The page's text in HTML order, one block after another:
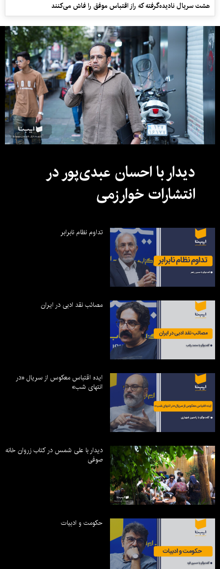
هشت سریال نادیده‌گرفته که راز اقتباس موفق را فاش می‌کنند
دیدار با احسان عبدی‌پور در
انتشارات خوارزمی
تداوم نظام نابرابر
مصائب نقد ادبی در ایران
ایده اقتباس معکوس از سریال «در
انتهای شب»
دیدار با علی شمس در کتاب زروان خانه
صوفی
حکومت و ادبیات